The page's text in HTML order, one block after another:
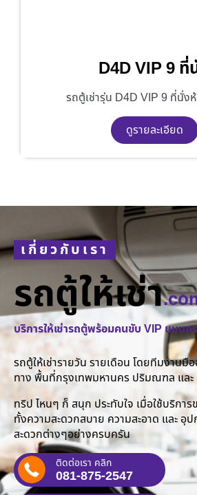
D4D VIP 9 ที่
รถตู้เช่ารุ่น D4D VIP 9 ที่นั่ง
ดูรายละเอียด
เกี่ยวกับเรา
รถตู้ให้เช่า
บริการให้เช่ารถตู้พร้อมคนขับ VIP แบบค
รถตู้ให้เช่ารายวัน รายเดือน โดยทีมงานมื
ทาง พื้นที่กรุงเทพมหานคร ปริมณฑล และ
ทริป ไหนๆ ก็ สนุก ประทับใจ เมื่อใช้บริการ
ทั้งความสะดวกสบาย ความสะอาด และ อุ
สะดวกต่างๆอย่างครบครัน
ติดต่อเรา คลิก
081-875-2547